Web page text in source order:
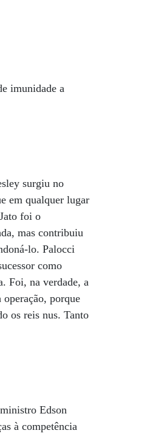
imunidade a
surgiu no
em qualquer lugar
foi o
mas contribuiu
lo. Palocci
como
Foi, na verdade, a
porque
os reis nus. Tanto
Edson
à competência